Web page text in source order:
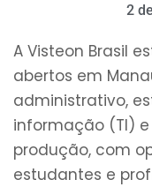
2
A Visteon Brasil
abertos em
administrativo,
informação (TI)
produção, com
estudantes e